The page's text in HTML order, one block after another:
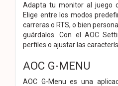
Adapta tu monitor al juego
Elige entre los modos
carreras o RTS, o bien
guárdalos. Con el AOC
perfiles o ajustar las
AOC G-MENU
AOC G-Menu es una